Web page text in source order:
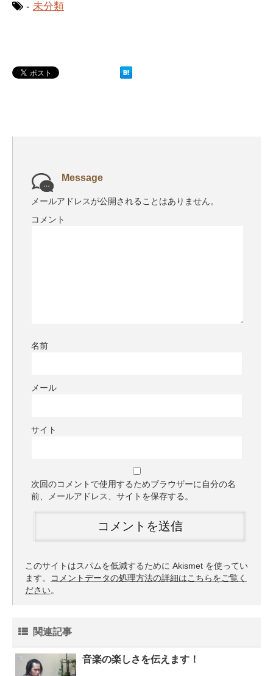
- 未分類
Message
メールアドレスが公開されることはありません。
コメント
名前
メール
サイト
次回のコメントで使用するためブラウザーに自分の名
前、メールアドレス、サイトを保存する。
このサイトはスパムを低減するために Akismet を使ってい
ます。
コメントデータの処理方法の詳細はこちらをご覧く
ださい。
関連記事
音楽の楽しさを伝えます！